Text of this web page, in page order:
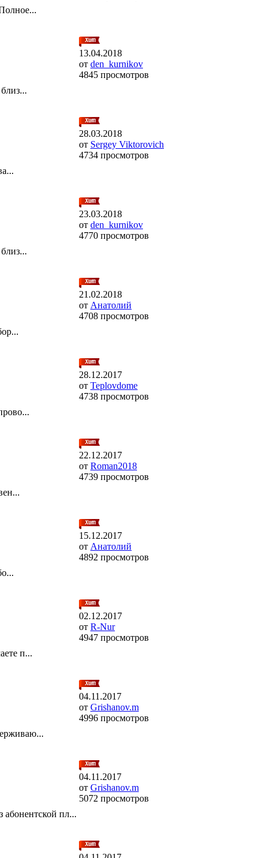
13.04.2018
от den_kurnikov
4845 просмотров
28.03.2018
от Sergey Viktorovich
4734 просмотров
23.03.2018
от den_kurnikov
4770 просмотров
21.02.2018
от Анатолий
4708 просмотров
28.12.2017
от Teplovdome
4738 просмотров
22.12.2017
от Roman2018
4739 просмотров
15.12.2017
от Анатолий
4892 просмотров
п...
02.12.2017
от R-Nur
4947 просмотров
04.11.2017
от Grishanov.m
4996 просмотров
пл...
04.11.2017
от Grishanov.m
5072 просмотров